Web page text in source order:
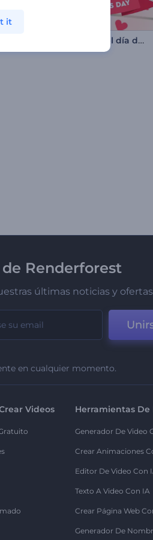
Hermoso opener para el día de San Valentín
Renderforest
últimas noticias y ofertas
en cualquier momento.
Videos Herramientas De
Generador De Video
Crear Animaciones
Editor De Video Con
Texto A Video Con IA
Crear Página Web
Generador De
it